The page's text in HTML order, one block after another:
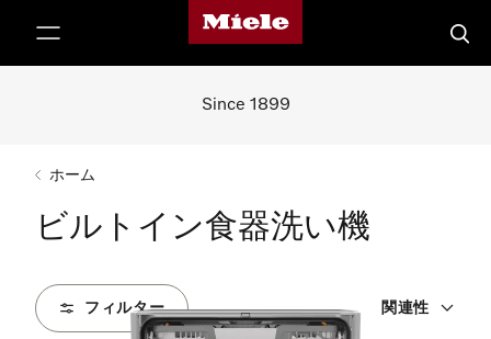
Mieleのホームページ
検索
Since 1899
ホーム
ビルトイン食器洗い機
フィルター 関連性